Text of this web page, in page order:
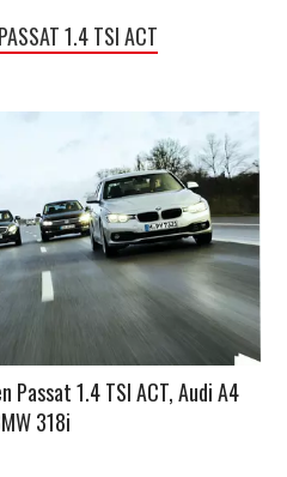
1.4 TSI ACT
Passat 1.4 TSI ACT, Audi A4
318i